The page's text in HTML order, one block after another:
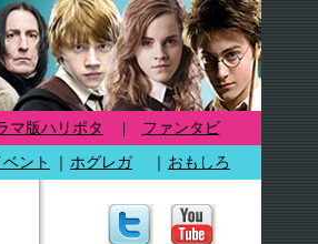
マ版ハリポタ ファンタビ
ベント ホグレガ おもしろ